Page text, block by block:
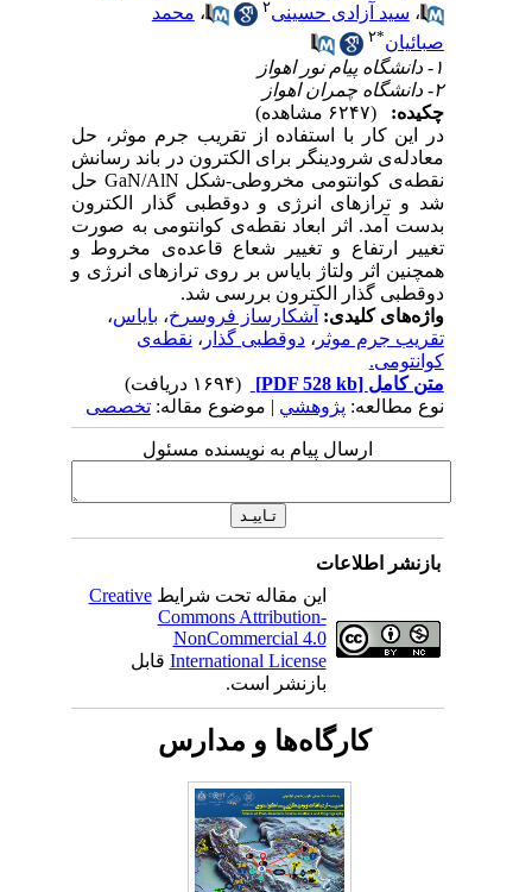
،سید آزادی حسینی ،محمد
صبائیان * ۲
چکیده:
در این کار با استفاده از تقریب جرم موثر، حل
معادله‌ی شرودینگر برای الکترون در باند رسانش
نقطه‌ی کوانتومی مخروطی-شکل GaN/AlN حل
شد و ترازهای انرژی و دوقطبی گذار الکترون
بدست آمد. اثر ابعاد نقطه‌ی کوانتومی به صورت
تغییر ارتفاع و تغییر شعاع قاعده‌ی مخروط و
همچنین اثر ولتاژ بایاس بر روی ترازهای انرژی و
دوقطبی گذار الکترون بررسی شد.
واژه‌های کلیدی:آشکارساز فروسرخ ،بایاس،
تقریب جرم موثر، دوقطبی گذار ، نقطه‌ی
کوانتومی.
متن کامل[PDF 528 kb]
نوع مطالعه:پژوهشي| موضوع مقاله:تخصصی
ارسال پیام به نویسنده مسئول
بازنشر اطلاعات
این مقاله تحت شرایطCreative
Commons Attribution-
NonCommercial 4.0
International Licenseقابل
بازنشر است.
کارگاه‌ها و مدارس